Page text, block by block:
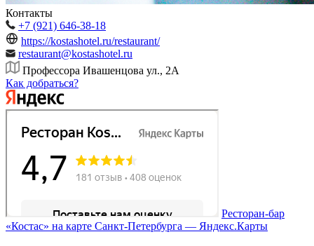
Контакты
+7 (921) 646-38-18
https://kostashotel.ru/restaurant/
restaurant@kostashotel.ru
Профессора Ивашенцова ул., 2А
Как добраться?
Ресторан-бар
«Костас» на карте Санкт‑Петербурга — Яндекс.Карты